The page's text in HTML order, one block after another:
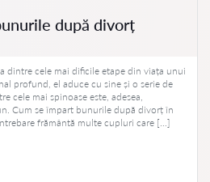
după divorț
dintre cele mai dificile etape din viața unui
profund, el aduce cu sine și o serie de
cele mai spinoase este, adesea,
Cum se împart bunurile după divorț în
frământă multe cupluri care […]